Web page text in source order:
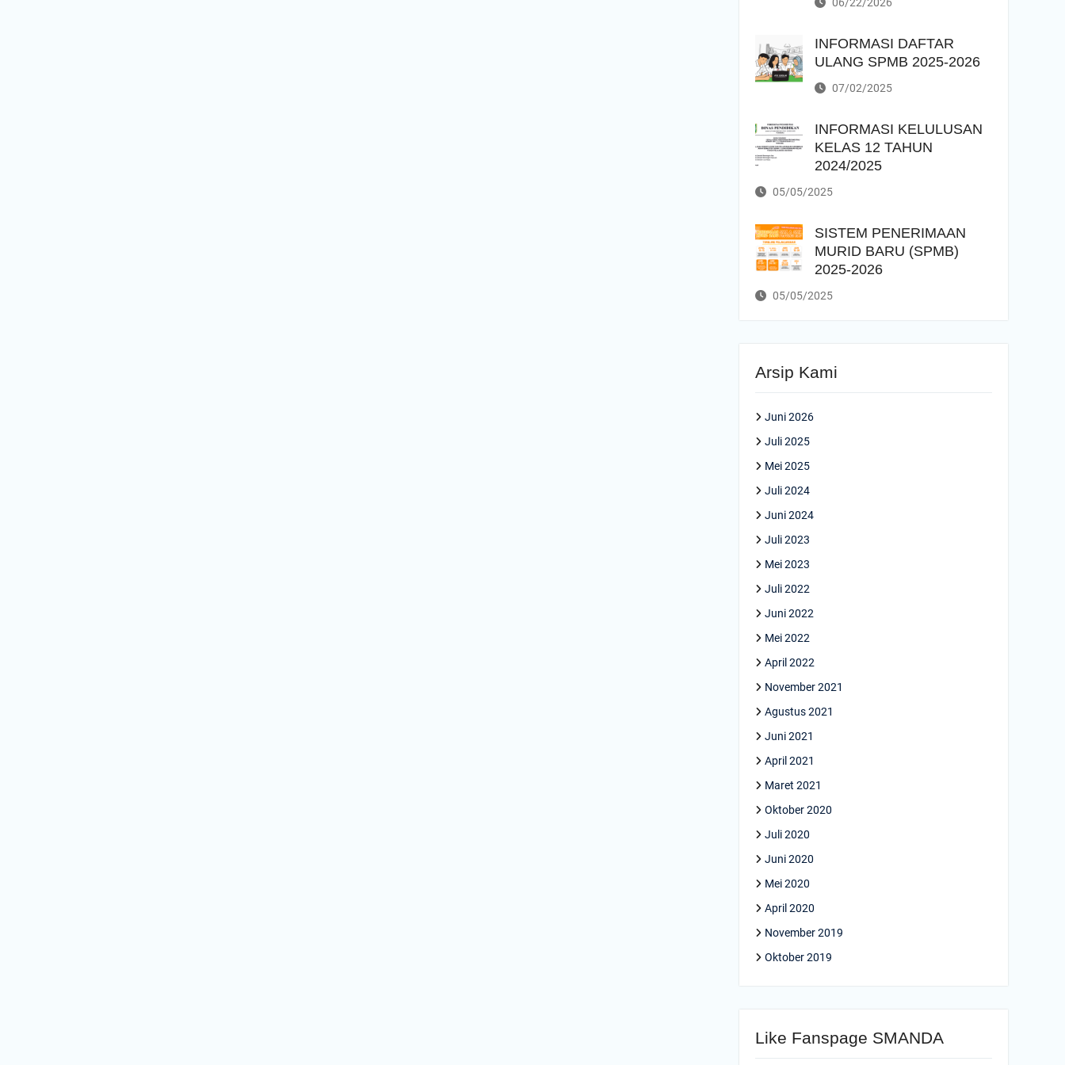
INFORMASI DAFTAR
ULANG SPMB 2025-2026
07/02/2025
INFORMASI KELULUSAN
KELAS 12 TAHUN
2024/2025
05/05/2025
SISTEM PENERIMAAN
MURID BARU (SPMB)
2025-2026
05/05/2025
Arsip Kami
Juni 2026
Juli 2025
Mei 2025
Juli 2024
Juni 2024
Juli 2023
Mei 2023
Juli 2022
Juni 2022
Mei 2022
April 2022
November 2021
Agustus 2021
Juni 2021
April 2021
Maret 2021
Oktober 2020
Juli 2020
Juni 2020
Mei 2020
April 2020
November 2019
Oktober 2019
Like Fanspage SMANDA